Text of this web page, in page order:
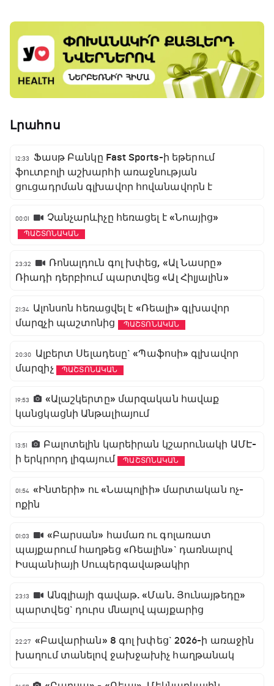
Լրահոս
12:33
Ֆասթ Բանկը Fast Sports-ի եթերում
ֆուտբոլի աշխարհի առաջնության
ցուցադրման գլխավոր հովանավորն է
00:01 Չանչարևիչը հեռացել է «Նոայից»
ՊԱՇՏՈՆԱԿԱՆ
23:32
Ռոնալդուն գոլ խփեց, «Ալ Նասրը»
Ռիադի դերբիում պարտվեց «Ալ Հիլյալին»
21:34 Ալոնսոն հեռացվել է «Ռեալի» գլխավոր
մարզչի պաշտոնից
ՊԱՇՏՈՆԱԿԱՆ
20:30
Ալբերտ Սելադեսը` «Պաֆոսի» գլխավոր
մարզիչ
ՊԱՇՏՈՆԱԿԱՆ
19:53
«Ալաշկերտը» մարզական հավաք
կանցկացնի Անթալիայում
13:51
Բալոտելին կարեիրան կշարունակի ԱՄԷ-
ի երկրորդ լիգայում
ՊԱՇՏՈՆԱԿԱՆ
01:54 «Ինտերի» ու «Նապոլիի» մարտական ոչ-
ոքին
01:03
«Բարսան» համառ ու գոլառատ
պայքարում հաղթեց «Ռեալին»` դառնալով
Իսպանիայի Սուպերգավաթակիր
23:13
Անգլիայի գավաթ. «Ման. Յունայթեդը»
պարտվեց` դուրս մնալով պայքարից
22:27 «Բավարիան» 8 գոլ խփեց` 2026-ի առաջին
խաղում տանելով ջախջախիչ հաղթանակ